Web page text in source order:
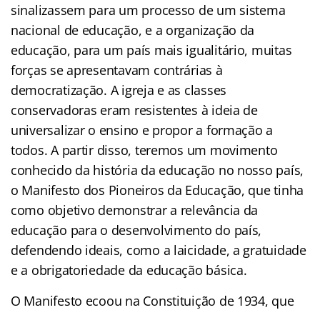
sinalizassem para um processo de um sistema
nacional de educação, e a organização da
educação, para um país mais igualitário, muitas
forças se apresentavam contrárias à
democratização. A igreja e as classes
conservadoras eram resistentes à ideia de
universalizar o ensino e propor a formação a
todos. A partir disso, teremos um movimento
conhecido da história da educação no nosso país,
o Manifesto dos Pioneiros da Educação, que tinha
como objetivo demonstrar a relevância da
educação para o desenvolvimento do país,
defendendo ideais, como a laicidade, a gratuidade
e a obrigatoriedade da educação básica.
O Manifesto ecoou na Constituição de 1934, que